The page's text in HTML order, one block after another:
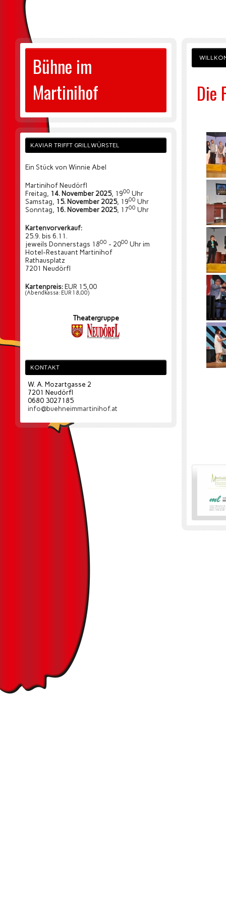
Die
Bühne im
Martinihof
KAVIAR TRIFFT GRILLWÜRSTEL
Ein Stück von Winnie Abel
Martinihof Neudörfl
Freitag,
14. November 2025, 1900 Uhr
Samstag,
15. November 2025, 1900 Uhr
Sonntag,
16. November 2025, 1700 Uhr
Kartenvorverkauf:
25.9. bis 6.11.
jeweils Donnerstags 1800 - 2000 Uhr im
Hotel-Restauant Martinihof
Rathausplatz
7201 Neudörfl
Kartenpreis:EUR 15,00
(Abendkassa: EUR 18,00)
Theatergruppe
KONTAKT
W. A. Mozartgasse 2
7201 Neudörfl
0680 3027185
info@buehneimmartinihof.at